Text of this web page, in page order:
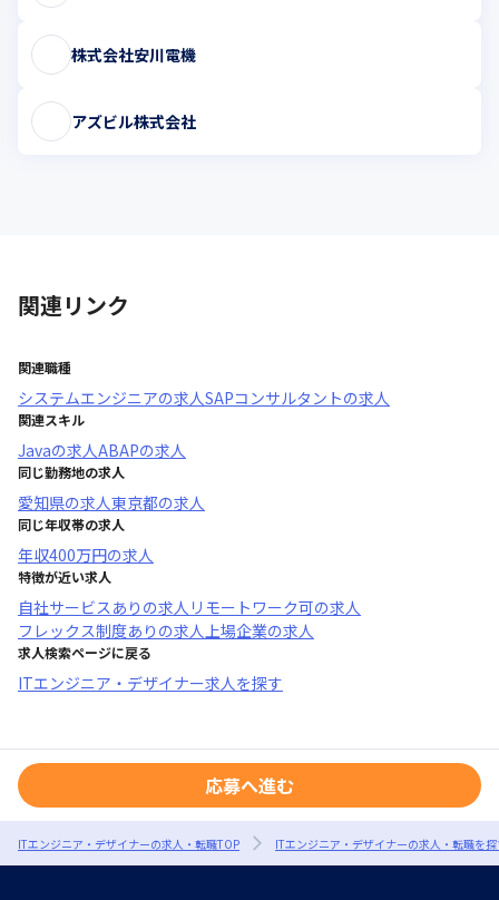
株式会社安川電機
アズビル株式会社
関連リンク
関連職種
システムエンジニアの求人SAPコンサルタントの求人
関連スキル
Javaの求人ABAPの求人
同じ勤務地の求人
愛知県の求人東京都の求人
同じ年収帯の求人
年収400万円の求人
特徴が近い求人
自社サービスあり の求人 リモートワーク可の求人
フレックス制度あり の求人上場企業の求人
求人検索ページに戻る
ITエンジニア・デザイナー求人を探す
応募へ進む
ITエンジニア・デザイナーの求人・転職TOP ITエンジニア・デザイナーの求人・転職を